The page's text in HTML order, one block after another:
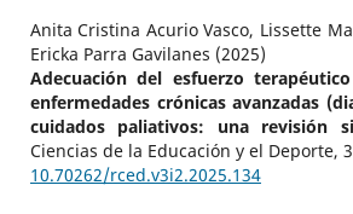
Anita Cristina Acurio Vasco, Lissette
Ericka Parra Gavilanes (2025)
Adecuación del esfuerzo
enfermedades crónicas avanzadas
cuidados paliativos: una revisión
Ciencias de la Educación y el Deporte, 3
10.70262/rced.v3i2.2025.134